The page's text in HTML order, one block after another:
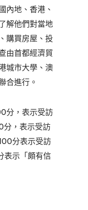
內地、香港、
解他們對當地
購買房屋、投
由首都經濟貿
城市大學、澳
合進行。
分，表示受訪
分，表示受訪
分表示受訪
表示「頗有信